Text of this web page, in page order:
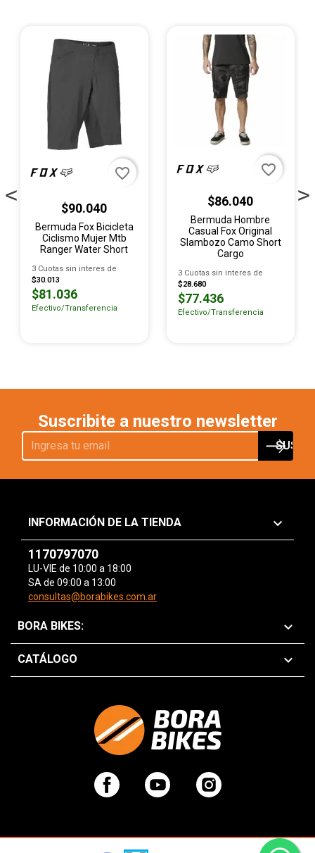
favorite_border
$90.040
Bermuda Fox Bicicleta
Ciclismo Mujer Mtb
Ranger Water Short
3 Cuotas sin interes de
$30.013
$81.036
Efectivo/Transferencia
favorite_border
$86.040
Bermuda Hombre
Casual Fox Original
Slambozo Camo Short
Cargo
3 Cuotas sin interes de
$28.680
$77.436
Efectivo/Transferencia
Suscribite a nuestro newsletter
Facebook YouTube Instagram
INFORMACIÓN DE LA TIENDA keyboard_arrow_down
1170797070
LU-VIE de 10:00 a 18:00
SA de 09:00 a 13:00
consultas@borabikes.com.ar
BORA BIKES: 
CATÁLOGO 